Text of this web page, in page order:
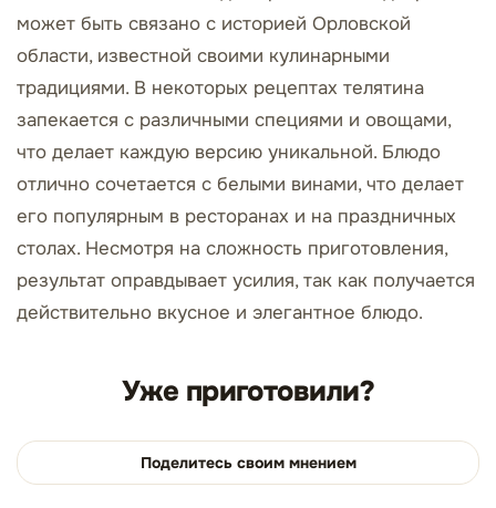
может быть связано с историей Орловской
области, известной своими кулинарными
традициями. В некоторых рецептах телятина
запекается с различными специями и овощами,
что делает каждую версию уникальной. Блюдо
отлично сочетается с белыми винами, что делает
его популярным в ресторанах и на праздничных
столах. Несмотря на сложность приготовления,
результат оправдывает усилия, так как получается
действительно вкусное и элегантное блюдо.
Уже приготовили?
Поделитесь своим мнением